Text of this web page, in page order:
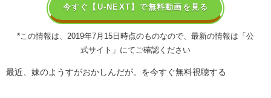
今すぐ【U-NEXT】で無料動画を見る
* この情報は、2019年7月15日時点のものなので、最新の情報は「公
式サイト」にてご確認ください
最近、妹のようすがおかしんだが。を今すぐ無料視聴する